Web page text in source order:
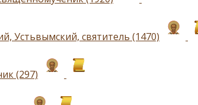
Устьвымский, святитель (1470)
(297)